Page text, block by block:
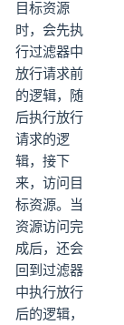
目标资源
时，会先执
行过滤器中
放行请求前
的逻辑，随
后执行放行
请求的逻
辑，接下
来，访问目
标资源。当
资源访问完
成后，还会
回到过滤器
中执行放行
后的逻辑，